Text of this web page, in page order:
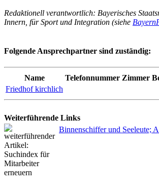
Redaktionell verantwortlich: Bayerisches
Innern, für Sport und Integration (siehe
Folgende Ansprechpartner sind zuständig:
Name Telefonnummer Zimmer
Friedhof kirchlich
Weiterführende Links
Binnenschiffer und Seeleute;